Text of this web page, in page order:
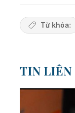
Từ khóa:
TIN LIÊN